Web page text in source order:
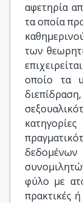
αφετηρία
τα οποία
των
οποίο τα
φύλο με
πρακτικές